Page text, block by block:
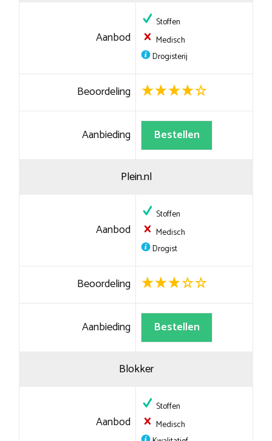
Aanbod
Stoffen
Medisch
Drogisterij
Beoordeling
Aanbieding Bestellen
Plein.nl
Aanbod
Stoffen
Medisch
Drogist
Beoordeling
Aanbieding Bestellen
Blokker
Aanbod
Stoffen
Medisch